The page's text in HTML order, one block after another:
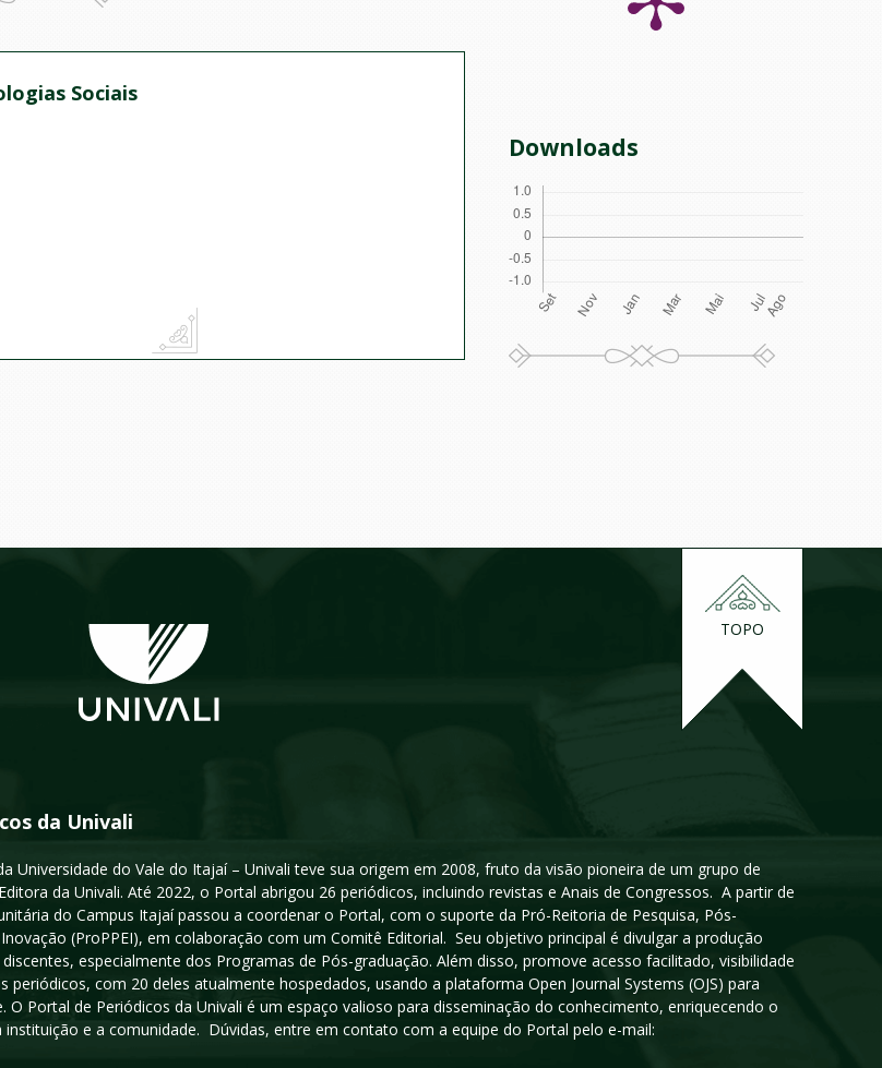
Sociais
Downloads
TOPO
da Univali
Universidade do Vale do Itajaí – Univali teve sua origem em 2008, fruto da visão pioneira de um grupo de
da Univali. Até 2022, o Portal abrigou 26 periódicos, incluindo revistas e Anais de Congressos. A partir de
do Campus Itajaí passou a coordenar o Portal, com o suporte da Pró-Reitoria de Pesquisa, Pós-
(ProPPEI), em colaboração com um Comitê Editorial. Seu objetivo principal é divulgar a produção
especialmente dos Programas de Pós-graduação. Além disso, promove acesso facilitado, visibilidade
periódicos, com 20 deles atualmente hospedados, usando a plataforma Open Journal Systems (OJS) para
O Portal de Periódicos da Univali é um espaço valioso para disseminação do conhecimento, enriquecendo o
instituição e a comunidade. Dúvidas, entre em contato com a equipe do Portal pelo e-mail: